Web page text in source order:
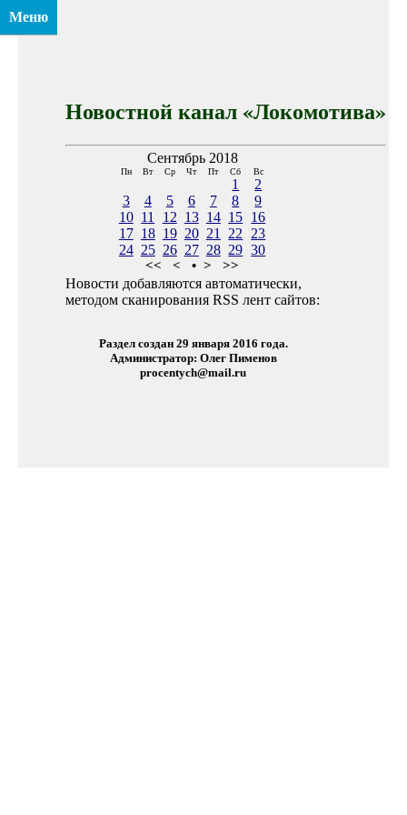
Меню
Новостной канал «Локомотива»
Сентябрь 2018
Пн Вт Ср Чт Пт Сб Вс
1
2
3
4 5 6 7 8
9
10 11 12 13 14 15 16
17 18 19 20 21 22
23
24 25 26 27 28 29 30
<< < • > >>
Новости добавляются автоматически,
методом сканирования RSS лент сайтов:
Раздел создан 29 января 2016 года.
Администратор: Олег Пименов
procentych@mail.ru